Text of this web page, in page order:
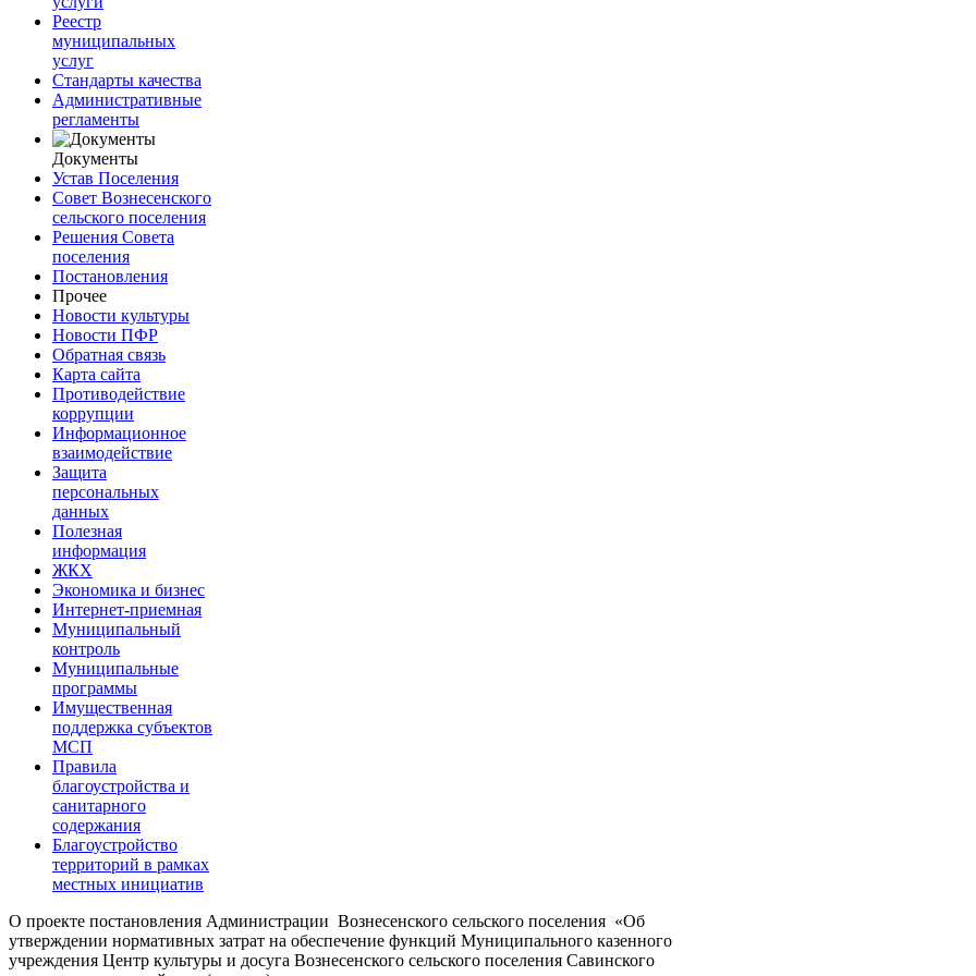
Реестр
муниципальных
услуг
Стандарты качества
Административные
регламенты
Документы
Устав Поселения
Совет Вознесенского
сельского поселения
Решения Совета
поселения
Постановления
Прочее
Новости культуры
Новости ПФР
Обратная связь
Карта сайта
Противодействие
коррупции
Информационное
взаимодействие
Защита
персональных
данных
Полезная
информация
ЖКХ
Экономика и бизнес
Интернет-приемная
Муниципальный
контроль
Муниципальные
программы
Имущественная
поддержка субъектов
МСП
Правила
благоустройства и
санитарного
содержания
Благоустройство
территорий в рамках
местных инициатив
О проекте постановления Администрации Вознесенского сельского поселения «Об
утверждении нормативных затрат на обеспечение функций Муниципального казенного
учреждения Центр культуры и досуга Вознесенского сельского поселения Савинского